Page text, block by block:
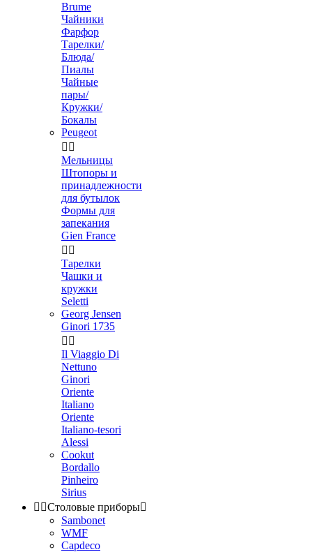
Brume
Чайники
Фарфор
Тарелки/
Блюда/
Пиалы
Чайные
пары/
Кружки/
Бокалы
Peugeot
 
Мельницы
Штопоры и
принадлежности
для бутылок
Формы для
запекания
Gien France
 
Тарелки
Чашки и
кружки
Seletti
Georg Jensen
Ginori 1735
 
Il Viaggio Di
Nettuno
Ginori
Oriente
Italiano
Oriente
Italiano-tesori
Alessi
Cookut
Bordallo
Pinheiro
Sirius
 Столовые приборы
Sambonet
WMF
Capdeco